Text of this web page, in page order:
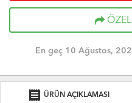
En geç 10 Ağustos,
receipt ÜRÜN AÇIKLAMASI